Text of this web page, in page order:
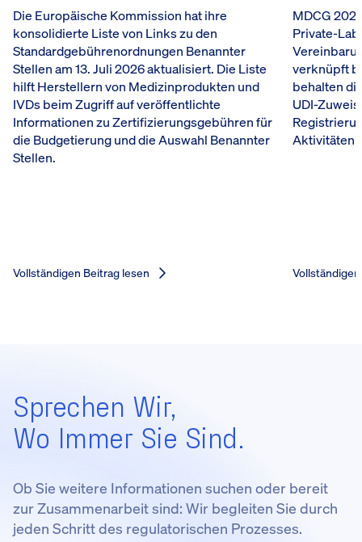
Die Europäische Kommission hat ihre
konsolidierte Liste von Links zu den
Standardgebührenordnungen Benannter
Stellen am 13. Juli 2026 aktualisiert. Die Liste
hilft Herstellern von Medizinprodukten und
IVDs beim Zugriff auf veröffentlichte
Informationen zu Zertifizierungsgebühren für
die Budgetierung und die Auswahl Benannter
Stellen.
Vollständigen Beitrag lesen
MDCG
Private-
verknüpft
behalten
UDI-
Aktivitäten
Sprechen Wir,
Wo Immer Sie Sind.
Ob Sie weitere Informationen suchen oder bereit
zur Zusammenarbeit sind: Wir begleiten Sie durch
jeden Schritt des regulatorischen Prozesses.